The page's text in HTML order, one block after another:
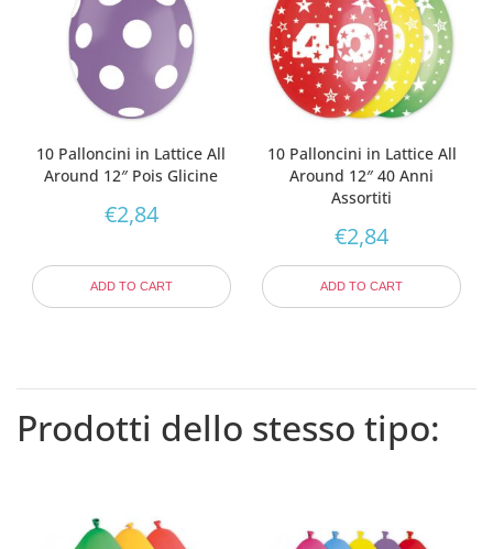
10 Palloncini in Lattice All
Around 12″ Pois Glicine
€2,84
ADD TO CART
10 Palloncini in Lattice All
Around 12″ 40 Anni
Assortiti
€2,84
ADD TO CART
Prodotti dello stesso tipo: